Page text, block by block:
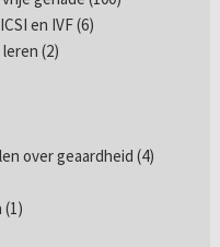
en IVF (6)
(2)
over geaardheid (4)